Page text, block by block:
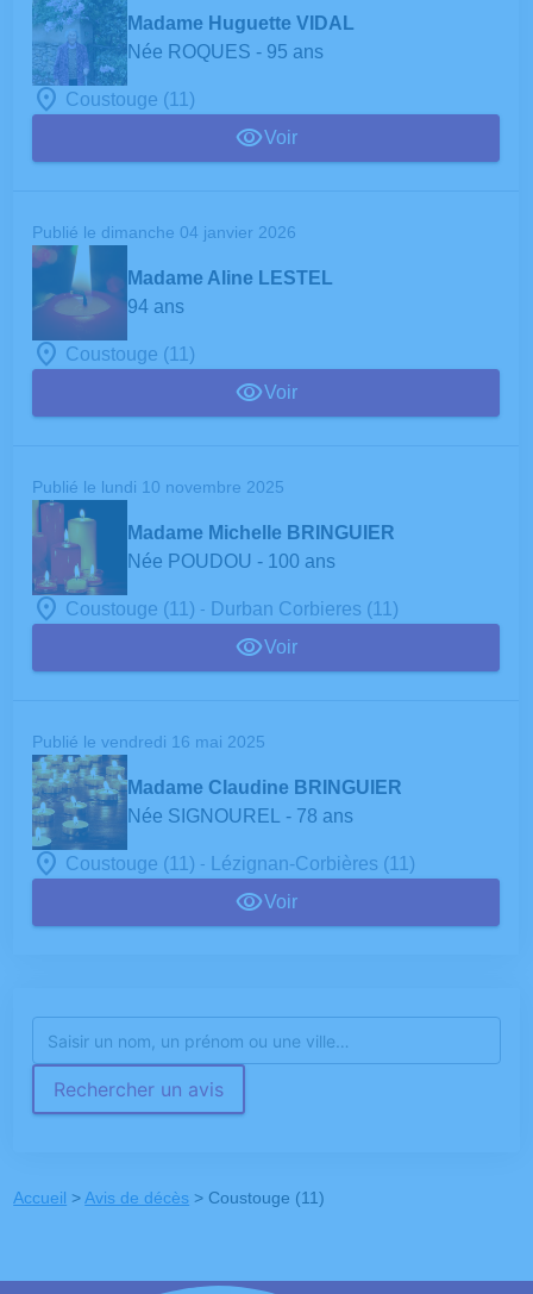
Madame Huguette VIDAL
Née ROQUES - 95 ans
Coustouge (11)
Voir
Publié le dimanche 04 janvier 2026
Madame Aline LESTEL
94 ans
Coustouge (11)
Voir
Publié le lundi 10 novembre 2025
Madame Michelle BRINGUIER
Née POUDOU - 100 ans
Coustouge (11) - Durban Corbieres (11)
Voir
Publié le vendredi 16 mai 2025
Madame Claudine BRINGUIER
Née SIGNOUREL
- 78 ans
Coustouge (11) -
Lézignan-Corbières (11)
Voir
Rechercher un avis
Accueil > Avis de décès > Coustouge (11)